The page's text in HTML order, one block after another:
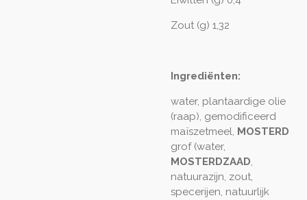
Zout (g) 1,32
Ingrediënten:
water, plantaardige olie
(raap), gemodificeerd
maïszetmeel, MOSTERD
grof (water,
MOSTERDZAAD,
natuurazijn, zout,
specerijen, natuurlijk